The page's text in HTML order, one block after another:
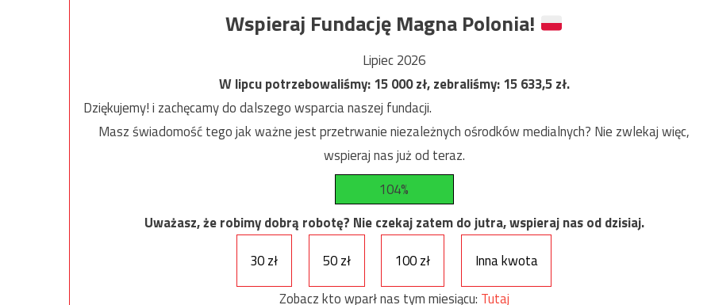
Wspieraj Fundację Magna Polonia!
Lipiec 2026
W lipcu potrzebowaliśmy:15 000zł, zebraliśmy:15 633,5zł.
Dziękujemy! i zachęcamy do dalszego wsparcia naszej fundacji.
Masz świadomość tego jak ważne jest przetrwanie niezależnych ośrodków medialnych? Nie zwlekaj więc,
wspieraj nas już od teraz.
104%
Uważasz, że robimy dobrą robotę? Nie czekaj zatem do jutra, wspieraj nas od dzisiaj.
30 zł
50 zł 100 zł
Inna kwota
Zobacz kto wparł nas tym miesiącu: Tutaj